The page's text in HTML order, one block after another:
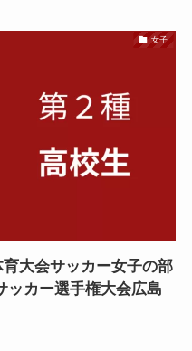
女子
大会サッカー女子の部
ッカー選手権大会広島